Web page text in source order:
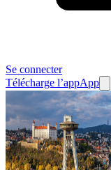
Se connecter
Télécharge l’appApp